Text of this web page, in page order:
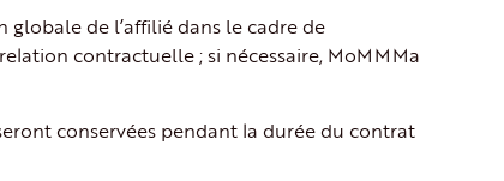
de l’affilié dans le cadre de
contractuelle ; si nécessaire, MoMMMa
conservées pendant la durée du contrat